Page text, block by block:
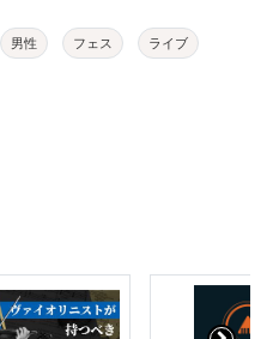
男性 フェス ライブ